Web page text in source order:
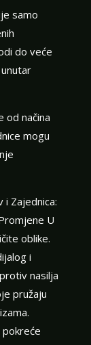
samo
do veće
od načina
mogu
i Zajednica:
U
oblike.
i
nasilja
pružaju